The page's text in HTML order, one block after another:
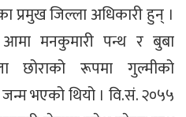
प्रमुख जिल्ला अधिकारी हुन् ।
मनकुमारी पन्थ र बुबा
छोराको रूपमा गुल्मीको
भएको थियो । वि.सं. २०५५